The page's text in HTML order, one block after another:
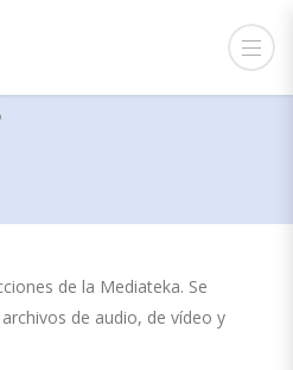
de la Mediateka. Se
de audio, de vídeo y